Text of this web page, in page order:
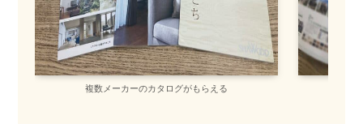
複数メーカーのカタログがもらえる